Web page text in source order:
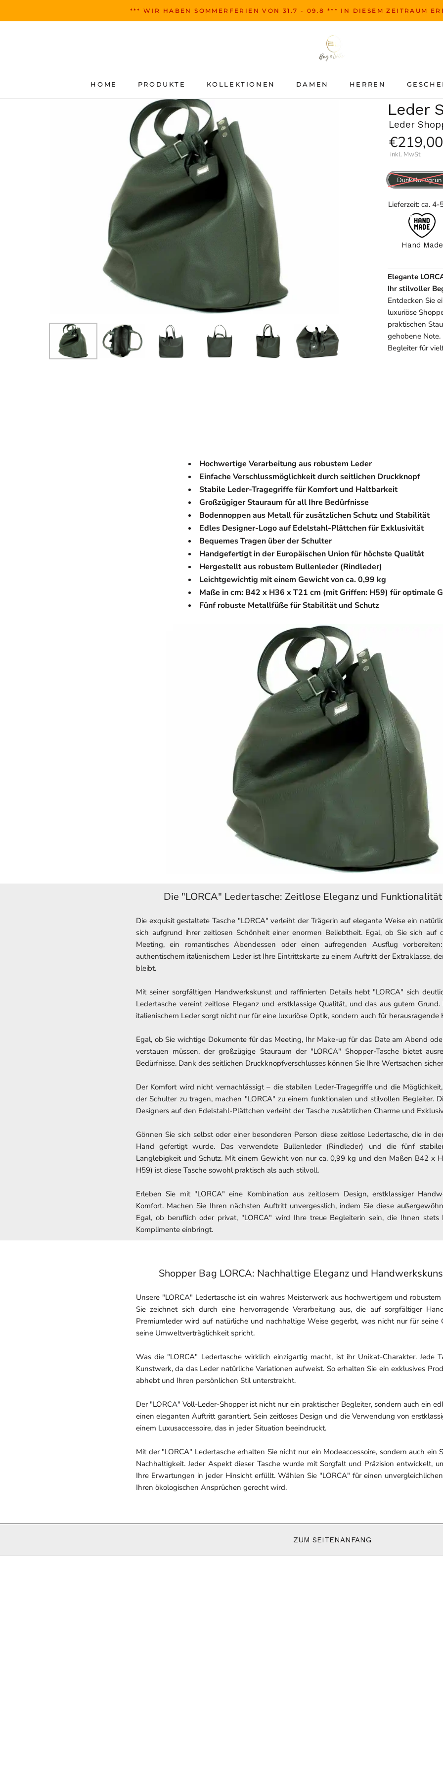
*** WIR HABEN SOMMERFERIEN VON 31.7 - 09.8 *** IN DIESEM ZEITRAUM
HOME
PRODUKTE
KOLLEKTIONEN
DAMEN
HERREN
Leder
Leder
€219,00
inkl. MwSt
Dunkelolivgrün
Lieferzeit: ca.
Hand Made
Elegante
Ihr stilvoller
Entdecken Sie
luxuriöse
praktischen
gehobene
Begleiter für
Hochwertige Verarbeitung aus robustem Leder
Einfache Verschlussmöglichkeit durch seitlichen Druckknopf
Stabile Leder-Tragegriffe für Komfort und Haltbarkeit
Großzügiger Stauraum für all Ihre Bedürfnisse
Bodennoppen aus Metall für zusätzlichen Schutz und Stabilität
Edles Designer-Logo auf Edelstahl-Plättchen für Exklusivität
Bequemes Tragen über der Schulter
Handgefertigt in der Europäischen Union für höchste Qualität
Hergestellt aus robustem Bullenleder (Rindleder)
Leichtgewichtig mit einem Gewicht von ca. 0,99 kg
Maße in cm: B42 x H36 x T21 cm (mit Griffen: H59) für optimale
Fünf robuste Metallfüße für Stabilität und Schutz
Die "LORCA" Ledertasche: Zeitlose Eleganz und
Die exquisit gestaltete Tasche "LORCA" verleiht der Trägerin auf elegante Weise ein
sich aufgrund ihrer zeitlosen Schönheit einer enormen Beliebtheit. Egal, ob Sie sich auf
Meeting, ein romantisches Abendessen oder einen aufregenden Ausflug
authentischem italienischem Leder ist Ihre Eintrittskarte zu einem Auftritt der Extraklasse,
bleibt.
Mit seiner sorgfältigen Handwerkskunst und raffinierten Details hebt "LORCA" sich
Ledertasche vereint zeitlose Eleganz und erstklassige Qualität, und das aus gutem
italienischem Leder sorgt nicht nur für eine luxuriöse Optik, sondern auch für herausragende
Egal, ob Sie wichtige Dokumente für das Meeting, Ihr Make-up für das Date am Abend
verstauen müssen, der großzügige Stauraum der "LORCA" Shopper-Tasche bietet
Bedürfnisse. Dank des seitlichen Druckknopfverschlusses können Sie Ihre Wertsachen
Der Komfort wird nicht vernachlässigt – die stabilen Leder-Tragegriffe und die
der Schulter zu tragen, machen "LORCA" zu einem funktionalen und stilvollen Begleiter.
Designers auf den Edelstahl-Plättchen verleiht der Tasche zusätzlichen Charme und
Gönnen Sie sich selbst oder einer besonderen Person diese zeitlose Ledertasche, die in
Hand gefertigt wurde. Das verwendete Bullenleder (Rindleder) und die fünf
Langlebigkeit und Schutz. Mit einem Gewicht von nur ca. 0,99 kg und den Maßen B42 x
H59) ist diese Tasche sowohl praktisch als auch stilvoll.
Erleben Sie mit "LORCA" eine Kombination aus zeitlosem Design, erstklassiger
Komfort. Machen Sie Ihren nächsten Auftritt unvergesslich, indem Sie diese
Egal, ob beruflich oder privat, "LORCA" wird Ihre treue Begleiterin sein, die Ihnen stets
Komplimente einbringt.
Shopper Bag LORCA: Nachhaltige Eleganz und
Unsere "LORCA" Ledertasche ist ein wahres Meisterwerk aus hochwertigem und
Sie zeichnet sich durch eine hervorragende Verarbeitung aus, die auf sorgfältiger
Premiumleder wird auf natürliche und nachhaltige Weise gegerbt, was nicht nur für seine
seine Umweltverträglichkeit spricht.
Was die "LORCA" Ledertasche wirklich einzigartig macht, ist ihr Unikat-Charakter. Jede
Kunstwerk, da das Leder natürliche Variationen aufweist. So erhalten Sie ein exklusives
abhebt und Ihren persönlichen Stil unterstreicht.
Der "LORCA" Voll-Leder-Shopper ist nicht nur ein praktischer Begleiter, sondern auch ein
einen eleganten Auftritt garantiert. Sein zeitloses Design und die Verwendung von
einem Luxusaccessoire, das in jeder Situation beeindruckt.
Mit der "LORCA" Ledertasche erhalten Sie nicht nur ein Modeaccessoire, sondern auch ein
Nachhaltigkeit. Jeder Aspekt dieser Tasche wurde mit Sorgfalt und Präzision entwickelt,
Ihre Erwartungen in jeder Hinsicht erfüllt. Wählen Sie "LORCA" für einen
Ihren ökologischen Ansprüchen gerecht wird.
ZUM SEITENANFANG